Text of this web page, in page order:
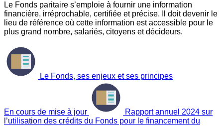
Le Fonds paritaire s’emploie à fournir une information
financière, irréprochable, certifiée et précise. Il doit devenir le
lieu de référence où cette information est accessible pour le
plus grand nombre, salariés, citoyens et décideurs.
Le Fonds, ses enjeux et ses principes
En cours de mise à jour
Rapport annuel 2024 sur
l’utilisation des crédits du Fonds pour le financement du